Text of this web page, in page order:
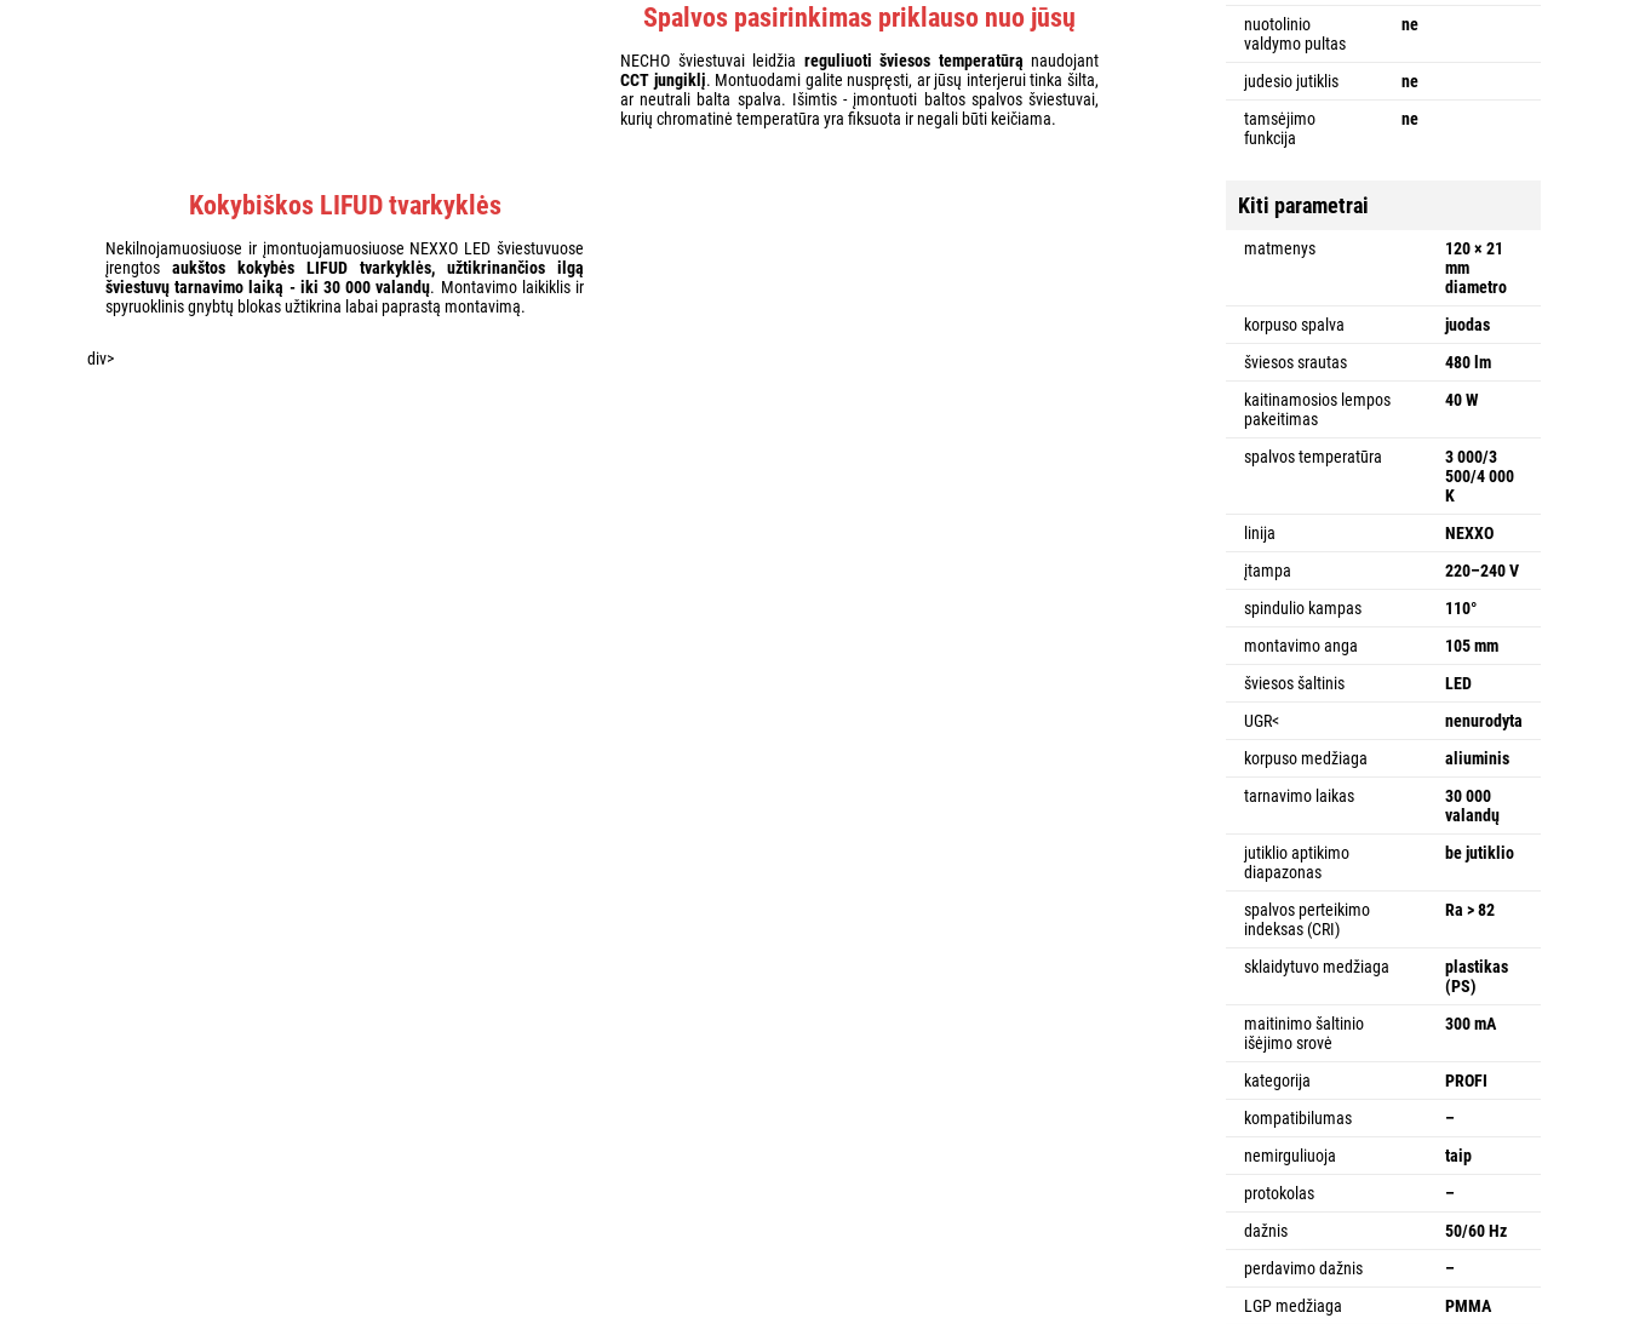
Spalvos pasirinkimas priklauso nuo jūsų
NECHO šviestuvai leidžia reguliuoti šviesos temperatūrą naudojant
CCT jungiklį. Montuodami galite nuspręsti, ar jūsų interjerui tinka šilta,
ar neutrali balta spalva. Išimtis - įmontuoti baltos spalvos šviestuvai,
kurių chromatinė temperatūra yra fiksuota ir negali būti keičiama.
Kokybiškos LIFUD tvarkyklės
Nekilnojamuosiuose ir įmontuojamuosiuose NEXXO LED šviestuvuose
įrengtos aukštos kokybės LIFUD tvarkyklės, užtikrinančios ilgą
šviestuvų tarnavimo laiką - iki 30 000 valandų. Montavimo laikiklis ir
spyruoklinis gnybtų blokas užtikrina labai paprastą montavimą.
div>
nuotolinio
valdymo pultas
ne
judesio jutiklis
ne
tamsėjimo
funkcija
ne
Kiti parametrai
matmenys
120 × 21
mm
diametro
korpuso spalva
juodas
šviesos srautas
480 lm
kaitinamosios lempos
pakeitimas
40 W
spalvos temperatūra
3 000/3
500/4 000
K
linija
NEXXO
įtampa
220–240 V
spindulio kampas
110°
montavimo anga
105 mm
šviesos šaltinis
LED
UGR<
nenurodyta
korpuso medžiaga
aliuminis
tarnavimo laikas
30 000
valandų
jutiklio aptikimo
diapazonas
be jutiklio
spalvos perteikimo
indeksas (CRI)
Ra > 82
sklaidytuvo medžiaga
plastikas
(PS)
maitinimo šaltinio
išėjimo srovė
300 mA
kategorija
PROFI
kompatibilumas
–
nemirguliuoja
taip
protokolas
–
dažnis
50/60 Hz
perdavimo dažnis
–
LGP medžiaga
PMMA